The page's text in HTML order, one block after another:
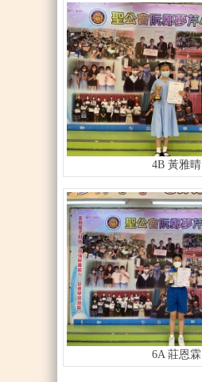
4B 黃雅晴
6A 莊恩霖